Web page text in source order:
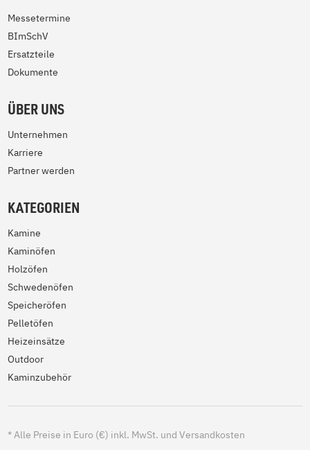
Messetermine
BImSchV
Ersatzteile
Dokumente
ÜBER UNS
Unternehmen
Karriere
Partner werden
KATEGORIEN
Kamine
Kaminöfen
Holzöfen
Schwedenöfen
Speicheröfen
Pelletöfen
Heizeinsätze
Outdoor
Kaminzubehör
*Alle Preise in Euro (€) inkl. MwSt. und Versandkosten